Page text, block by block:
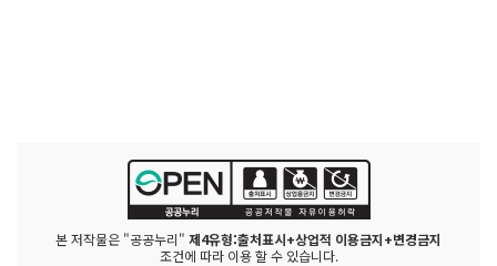
본 저작물은 "공공누리" 제4유형:출처표시+상업적 이용금지+변경금지
조건에 따라 이용 할 수 있습니다.